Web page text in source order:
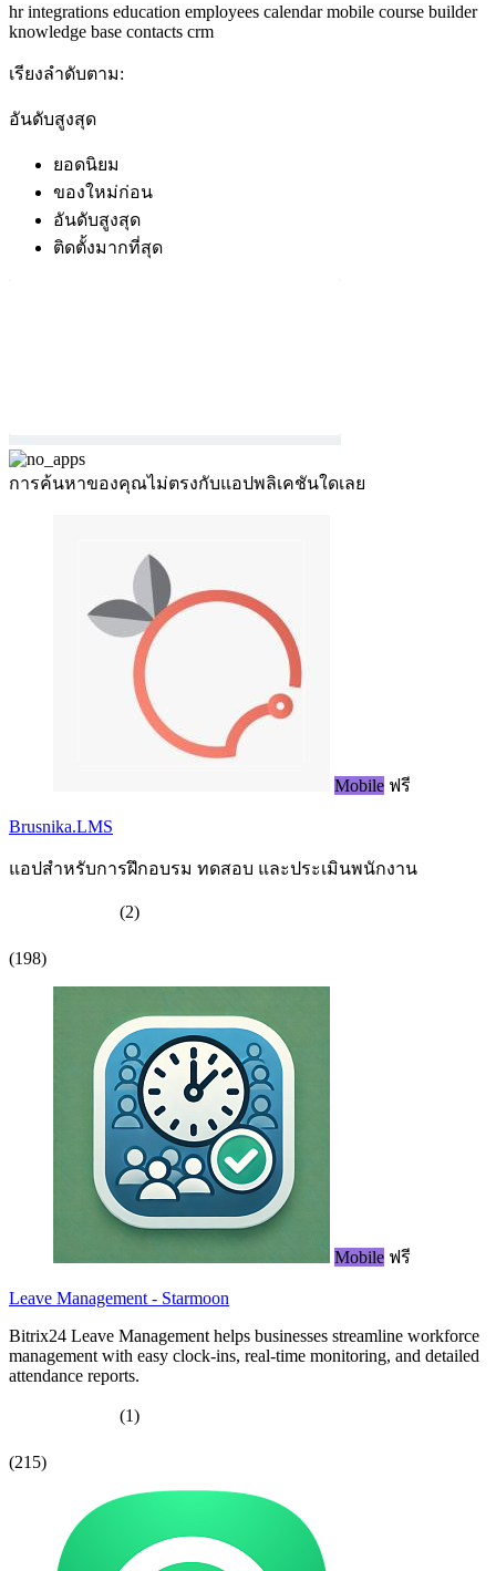
hr integrations education employees calendar mobile course builder
knowledge base contacts crm
เรียงลำดับตาม:
อันดับสูงสุด
ยอดนิยม
ของใหม่ก่อน
อันดับสูงสุด
ติดตั้งมากที่สุด
การค้นหาของคุณไม่ตรงกับแอปพลิเคชันใดเลย
Mobile ฟรี
Brusnika.LMS
แอปสำหรับการฝึกอบรม ทดสอบ และประเมินพนักงาน
(2)
(198)
Mobile ฟรี
Leave Management - Starmoon
Bitrix24 Leave Management helps businesses streamline workforce
management with easy clock-ins, real-time monitoring, and detailed
attendance reports.
(1)
(215)